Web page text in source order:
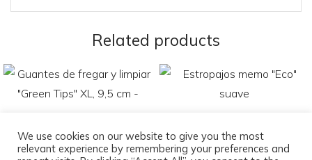
Related products
Guantes de fregar y limpiar Estropajos memo «Eco» suave
We use cookies on our website to give you the most
relevant experience by remembering your preferences and